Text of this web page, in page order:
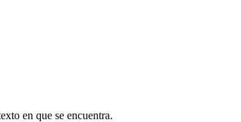
en que se encuentra.